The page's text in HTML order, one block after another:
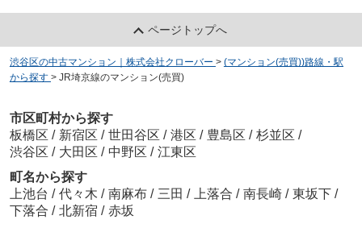
ページトップへ
渋谷区の中古マンション｜株式会社クローバー > (マンション(売買))路線・駅
から探す > JR埼京線のマンション(売買)
市区町村から探す
板橋区 / 新宿区 / 世田谷区 / 港区 / 豊島区 / 杉並区 /
渋谷区 / 大田区 / 中野区 / 江東区
町名から探す
上池台 / 代々木 / 南麻布 / 三田 / 上落合 / 南長崎 / 東坂下 /
下落合 / 北新宿 / 赤坂